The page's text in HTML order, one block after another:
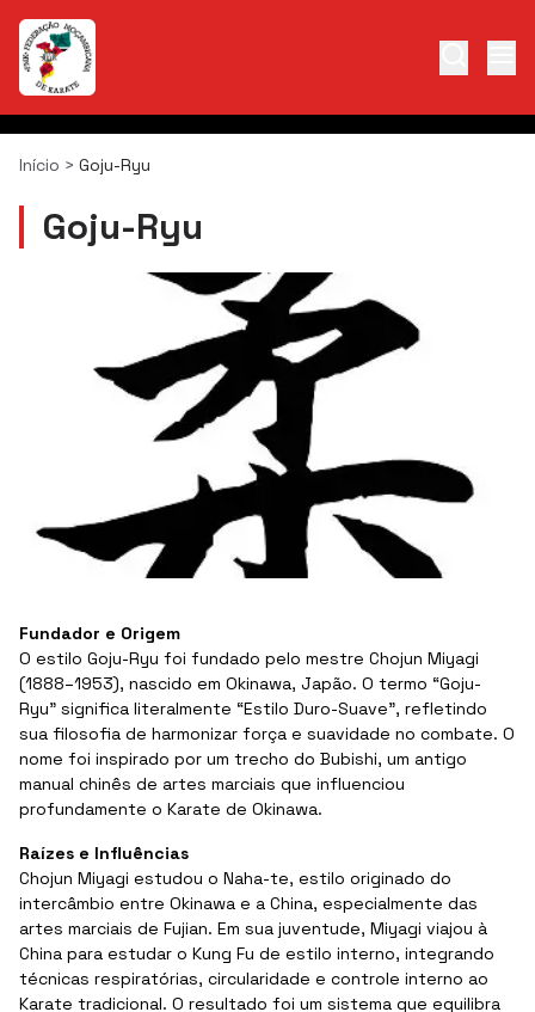
Início > Goju-Ryu
Goju-Ryu
Fundador e Origem
O estilo Goju-Ryu foi fundado pelo mestre Chojun Miyagi
(1888–1953), nascido em Okinawa, Japão. O termo “Goju-
Ryu” significa literalmente “Estilo Duro-Suave”, refletindo
sua filosofia de harmonizar força e suavidade no combate. O
nome foi inspirado por um trecho do Bubishi, um antigo
manual chinês de artes marciais que influenciou
profundamente o Karate de Okinawa.
Raízes e Influências
Chojun Miyagi estudou o Naha-te, estilo originado do
intercâmbio entre Okinawa e a China, especialmente das
artes marciais de Fujian. Em sua juventude, Miyagi viajou à
China para estudar o Kung Fu de estilo interno, integrando
técnicas respiratórias, circularidade e controle interno ao
Karate tradicional. O resultado foi um sistema que equilibra